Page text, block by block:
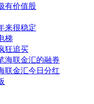
有价值股
来很稳定
梯
狂追买
海联金汇的融券
联金汇今日分红